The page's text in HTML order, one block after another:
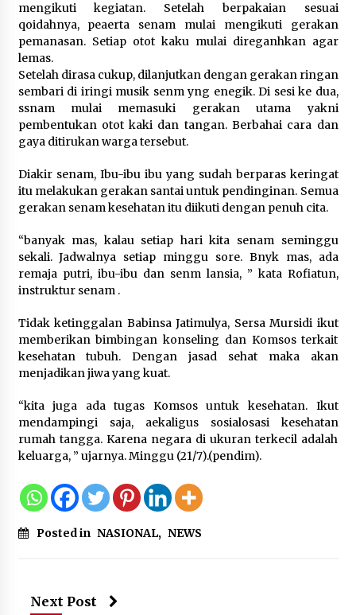
7 Agustus 2026
Kemnaker Siapkan Regulasi
Ketenagakerjaan yang Selaras
dengan Tantangan Dunia Kerja
Modern
7 Agustus 2026
Gebyar Lomba 17 Agustus RSUD
Tigaraksa, Semarakkan HUT RI
7 Agustus 2026
Lapas Banjar Tanam 200 Pohon
Cabai Dukung Program Ketahanan
Pangan
7 Agustus 2026
Tagihan Air Tanpa Pemakaian,
Terungkap Ada Transisi Panjang
Pengelolaan , Perumdam TKR
7 Agustus 2026
Sarana PAUD Diperkuat, Tangsel
mengikuti kegiatan. Setelah berpakaian sesuai
qoidahnya, peaerta senam mulai mengikuti gerakan
pemanasan. Setiap otot kaku mulai direganhkan agar
lemas.
Setelah dirasa cukup, dilanjutkan dengan gerakan ringan
sembari di iringi musik senm yng enegik. Di sesi ke dua,
ssnam mulai memasuki gerakan utama yakni
pembentukan otot kaki dan tangan. Berbahai cara dan
gaya ditirukan warga tersebut.
Diakir senam, Ibu-ibu ibu yang sudah berparas keringat
itu melakukan gerakan santai untuk pendinginan. Semua
gerakan senam kesehatan itu diikuti dengan penuh cita.
“banyak mas, kalau setiap hari kita senam seminggu
sekali. Jadwalnya setiap minggu sore. Bnyk mas, ada
remaja putri, ibu-ibu dan senm lansia, ” kata Rofiatun,
instruktur senam .
Tidak ketinggalan Babinsa Jatimulya, Sersa Mursidi ikut
memberikan bimbingan konseling dan Komsos terkait
kesehatan tubuh. Dengan jasad sehat maka akan
menjadikan jiwa yang kuat.
“kita juga ada tugas Komsos untuk kesehatan. Ikut
mendampingi saja, aekaligus sosialosasi kesehatan
rumah tangga. Karena negara di ukuran terkecil adalah
keluarga, ” ujarnya. Minggu (21/7).(pendim).
Posted in NASIONAL, NEWS
Next Post